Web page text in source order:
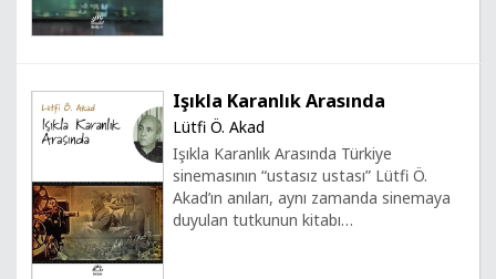
Işıkla Karanlık Arasında
Lütfi Ö. Akad
Işıkla Karanlık Arasında Türkiye
sinemasının “ustasız ustası” Lütfi Ö.
Akad’ın anıları, aynı zamanda sinemaya
duyulan tutkunun kitabı…